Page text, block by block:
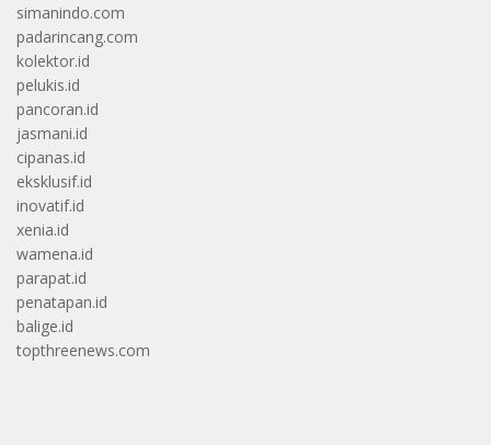
simanindo.com
padarincang.com
kolektor.id
pelukis.id
pancoran.id
jasmani.id
cipanas.id
eksklusif.id
inovatif.id
xenia.id
wamena.id
parapat.id
penatapan.id
balige.id
topthreenews.com